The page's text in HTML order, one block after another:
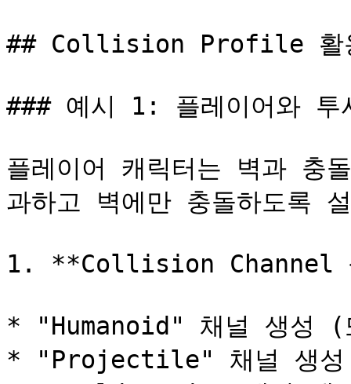
## Collision Profile 활
### 예시 1: 플레이어와 투
플레이어 캐릭터는 벽과 충
과하고 벽에만 충돌하도록
1. **Collision Channel
* "Humanoid" 채널 생성 (
* "Projectile" 채널 생성